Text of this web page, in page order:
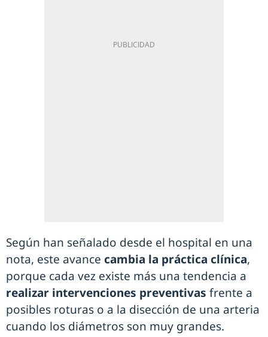
Según han señalado desde el hospital en una
nota, este avance cambia la práctica clínica,
porque cada vez existe más una tendencia a
realizar intervenciones preventivas frente a
posibles roturas o a la disección de una arteria
cuando los diámetros son muy grandes.